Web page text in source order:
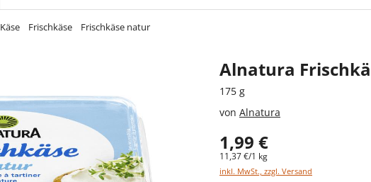
Käse Frischkäse Frischkäse natur
Alnatura
175 g
von Alnatura
1,99 €
11,37 €/1 kg
inkl. MwSt., zzgl. Versand